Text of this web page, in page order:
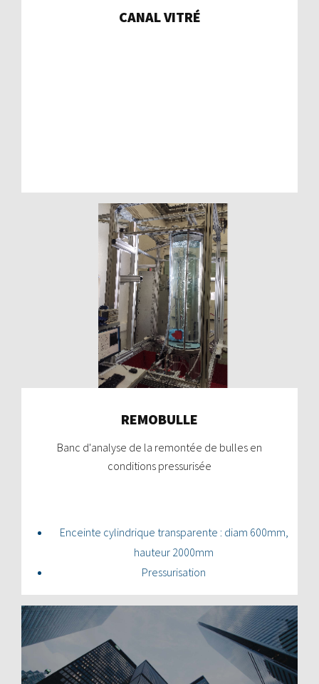
CANAL VITRÉ
REMOBULLE
Banc d'analyse de la remontée de bulles en
conditions pressurisée
Enceinte cylindrique transparente : diam 600mm,
hauteur 2000mm
Pressurisation